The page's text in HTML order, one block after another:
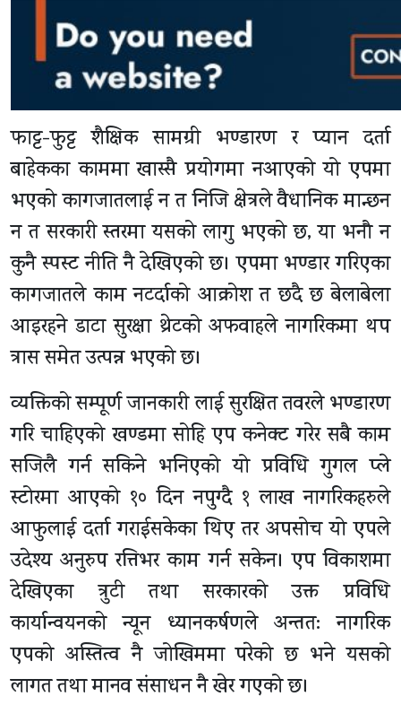
फाट्ट-फुट्ट शैक्षिक सामग्री भण्डारण र प्यान दर्ता
बाहेकका काममा खास्सै प्रयोगमा नआएको यो एपमा
भएको कागजातलाई न त निजि क्षेत्रले वैधानिक मान्छन
न त सरकारी स्तरमा यसको लागु भएको छ, या भनौ न
कुनै स्पस्ट नीति नै देखिएको छ। एपमा भण्डार गरिएका
कागजातले काम नटर्दाको आक्रोश त छदै छ बेलाबेला
आइरहने डाटा सुरक्षा थ्रेटको अफवाहले नागरिकमा थप
त्रास समेत उत्पन्न भएको छ।
व्यक्तिको सम्पूर्ण जानकारी लाई सुरक्षित तवरले भण्डारण
गरि चाहिएको खण्डमा सोहि एप कनेक्ट गरेर सबै काम
सजिलै गर्न सकिने भनिएको यो प्रविधि गुगल प्ले
स्टोरमा आएको १० दिन नपुग्दै १ लाख नागरिकहरुले
आफुलाई दर्ता गराईसकेका थिए तर अपसोच यो एपले
उदेश्य अनुरुप रत्तिभर काम गर्न सकेन। एप विकाशमा
देखिएका त्रुटी तथा सरकारको उक्त प्रविधि
कार्यान्वयनको न्यून ध्यानकर्षणले अन्तत: नागरिक
एपको अस्तित्व नै जोखिममा परेको छ भने यसको
लागत तथा मानव संसाधन नै खेर गएको छ।